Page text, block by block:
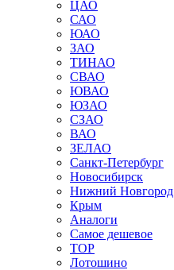
ЦАО
САО
ЮАО
ЗАО
ТИНАО
СВАО
ЮВАО
ЮЗАО
СЗАО
ВАО
ЗЕЛАО
Санкт-Петербург
Новосибирск
Нижний Новгород
Крым
Аналоги
Самое дешевое
TOP
Лотошино